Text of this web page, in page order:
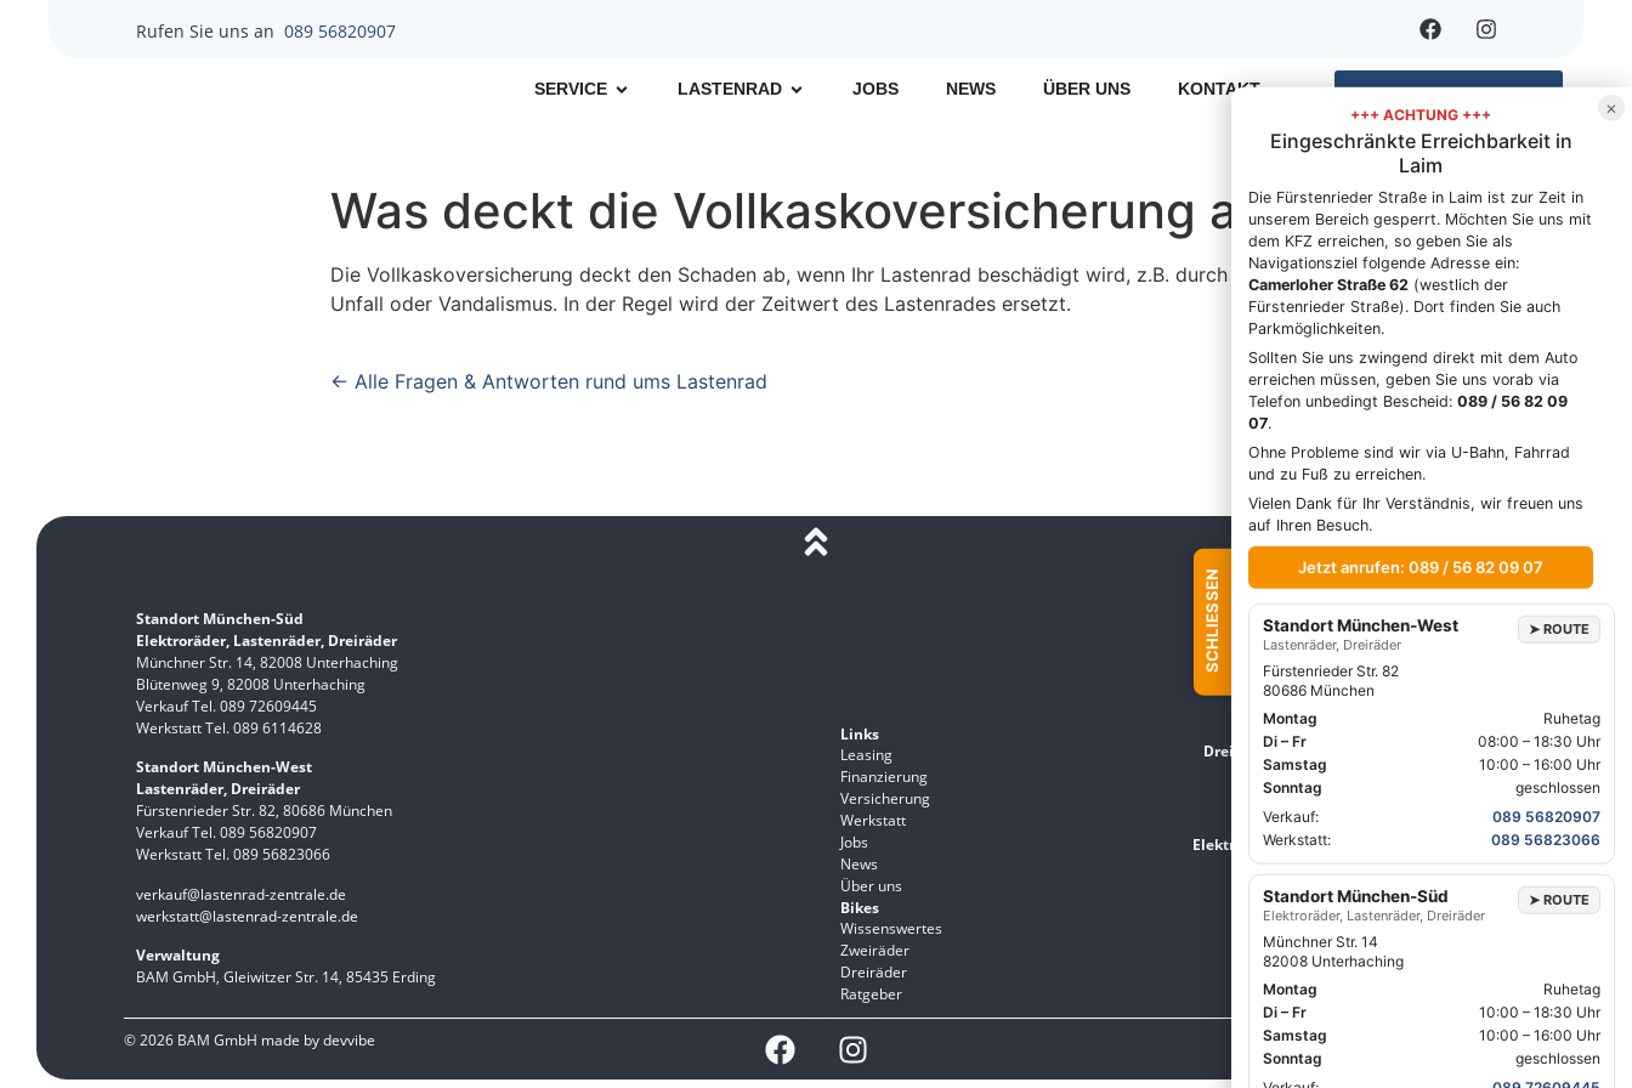
Rufen Sie uns an 089 56820907
SERVICE LASTENRAD JOBS NEWS ÜBER UNS KONTAKT
Was deckt die Vollkaskoversicherung ab?
Die Vollkaskoversicherung deckt den Schaden ab, wenn Ihr Lastenrad beschädigt wird, z.B. durch einen
Unfall oder Vandalismus. In der Regel wird der Zeitwert des Lastenrades ersetzt.
← Alle Fragen & Antworten rund ums Lastenrad
Standort München-Süd
Elektroräder, Lastenräder, Dreiräder
Münchner Str. 14, 82008 Unterhaching
Blütenweg 9, 82008 Unterhaching
Verkauf Tel. 089 72609445
Werkstatt Tel. 089 6114628
Standort München-West
Lastenräder, Dreiräder
Fürstenrieder Str. 82, 80686 München
Verkauf Tel. 089 56820907
Werkstatt Tel. 089 56823066
verkauf@lastenrad-zentrale.de
werkstatt@lastenrad-zentrale.de
Verwaltung
BAM GmbH, Gleiwitzer Str. 14, 85435 Erding
Links
Leasing
Finanzierung
Versicherung
Werkstatt
Jobs
News
Über uns
Bikes
Wissenswertes
Zweiräder
Dreiräder
Ratgeber
Dreirad Zentrale Lastenrad Zentrale
Elektrorad Zentrale
© 2026 BAM GmbH made by devvibe Impressum AGBs
SCHLIESSEN
×
+++ ACHTUNG +++
Eingeschränkte Erreichbarkeit in
Laim
Die Fürstenrieder Straße in Laim ist zur Zeit in
unserem Bereich gesperrt. Möchten Sie uns mit
dem KFZ erreichen, so geben Sie als
Navigationsziel folgende Adresse ein:
Camerloher Straße 62 (westlich der
Fürstenrieder Straße). Dort finden Sie auch
Parkmöglichkeiten.
Sollten Sie uns zwingend direkt mit dem Auto
erreichen müssen, geben Sie uns vorab via
Telefon unbedingt Bescheid: 089 / 56 82 09
07.
Ohne Probleme sind wir via U-Bahn, Fahrrad
und zu Fuß zu erreichen.
Vielen Dank für Ihr Verständnis, wir freuen uns
auf Ihren Besuch.
Jetzt anrufen: 089 / 56 82 09 07
Standort München-West
Lastenräder, Dreiräder
➤ ROUTE
Fürstenrieder Str. 82
80686 München
Montag
Ruhetag
Di – Fr
08:00 – 18:30 Uhr
Samstag
10:00 – 16:00 Uhr
Sonntag
geschlossen
Verkauf:
089 56820907
Werkstatt:
089 56823066
Standort München-Süd
Elektroräder, Lastenräder, Dreiräder
➤ ROUTE
Münchner Str. 14
82008 Unterhaching
Montag
Ruhetag
Di – Fr
10:00 – 18:30 Uhr
Samstag
10:00 – 16:00 Uhr
Sonntag
geschlossen